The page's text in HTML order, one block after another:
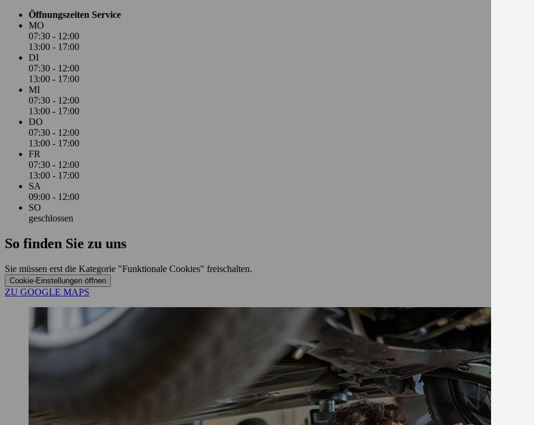
Öffnungszeiten Service
MO
07:30 - 12:00
13:00 - 17:00
DI
07:30 - 12:00
13:00 - 17:00
MI
07:30 - 12:00
13:00 - 17:00
DO
07:30 - 12:00
13:00 - 17:00
FR
07:30 - 12:00
13:00 - 17:00
SA
09:00 - 12:00
SO
geschlossen
So finden Sie zu uns
Sie müssen erst die Kategorie "Funktionale Cookies" freischalten.
Cookie‑Einstellungen öffnen
ZU GOOGLE MAPS